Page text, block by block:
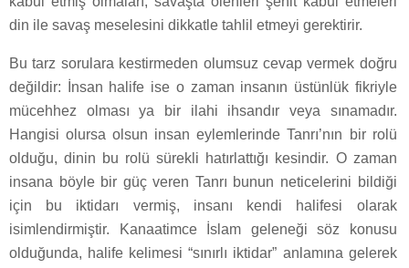
din ile savaş meselesini dikkatle tahlil etmeyi gerektirir.
Bu tarz sorulara kestirmeden olumsuz cevap vermek doğru
değildir: İnsan halife ise o zaman insanın üstünlük fikriyle
mücehhez olması ya bir ilahi ihsandır veya sınamadır.
Hangisi olursa olsun insan eylemlerinde Tanrı’nın bir rolü
olduğu, dinin bu rolü sürekli hatırlattığı kesindir. O zaman
insana böyle bir güç veren Tanrı bunun neticelerini bildiği
için bu iktidarı vermiş, insanı kendi halifesi olarak
isimlendirmiştir. Kanaatimce İslam geleneği söz konusu
olduğunda, halife kelimesi “sınırlı iktidar” anlamına gelerek